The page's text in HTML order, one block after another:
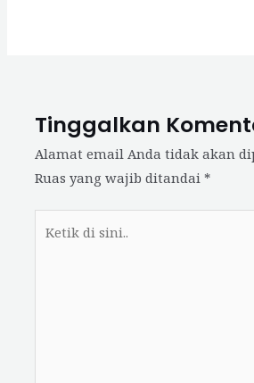
Tinggalkan
Alamat email Anda tidak akan
Ruas yang wajib ditandai *